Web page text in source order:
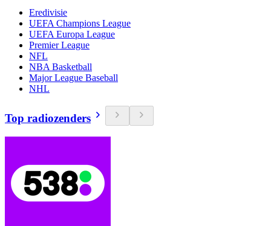
Eredivisie
UEFA Champions League
UEFA Europa League
Premier League
NFL
NBA Basketball
Major League Baseball
NHL
Top radiozenders